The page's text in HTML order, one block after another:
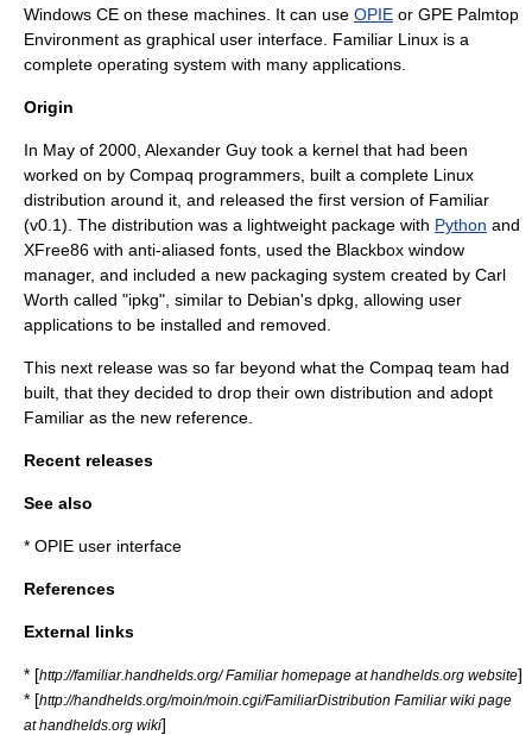
Windows CE on these machines. It can use OPIE or GPE Palmtop
Environment as graphical user interface . Familiar Linux is a
complete operating system with many applications.
Origin
In May of 2000, Alexander Guy took a kernel that had been
worked on by Compaq programmers, built a complete Linux
distribution around it, and released the first version of Familiar
(v0.1). The distribution was a lightweight package with Python and
XFree86 with anti-aliased fonts, used the Blackbox window
manager, and included a new packaging system created by Carl
Worth called "ipkg", similar to Debian's dpkg , allowing user
applications to be installed and removed.
This next release was so far beyond what the Compaq team had
built, that they decided to drop their own distribution and adopt
Familiar as the new reference.
Recent releases
See also
* OPIE user interface
References
External links
* [http://familiar.handhelds.org/ Familiar homepage at handhelds.org website]
* [http://handhelds.org/moin/moin.cgi/FamiliarDistribution Familiar wiki page
at handhelds.org wiki]